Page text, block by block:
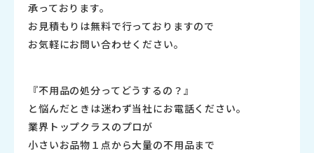
承っております。
お見積もりは無料で行っておりますので
お気軽にお問い合わせください。
『不用品の処分ってどうするの？』
と悩んだときは迷わず当社にお電話ください。
業界トップクラスのプロが
小さいお品物１点から大量の不用品まで